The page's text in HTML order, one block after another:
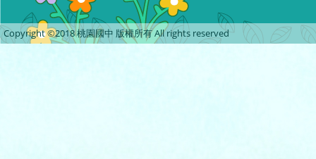
Copyright ©2018 桃園國中 版權所有 All rights reserved